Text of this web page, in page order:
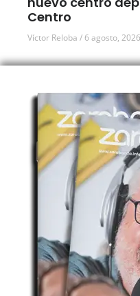
Centro
Víctor Reloba 6 agosto, 2026